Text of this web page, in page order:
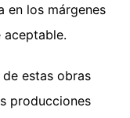
en los márgenes
aceptable.
estas obras
producciones